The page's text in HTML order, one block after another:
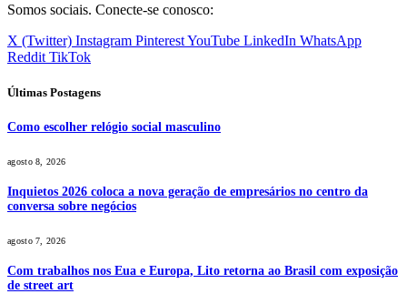
Somos sociais. Conecte-se conosco:
X (Twitter) Instagram PinterestYouTube LinkedIn WhatsApp
Reddit TikTok
Últimas Postagens
Como escolher relógio social masculino
agosto 8, 2026
Inquietos 2026 coloca a nova geração de empresários no centro da
conversa sobre negócios
agosto 7, 2026
Com trabalhos nos Eua e Europa, Lito retorna ao Brasil com exposição
de street art